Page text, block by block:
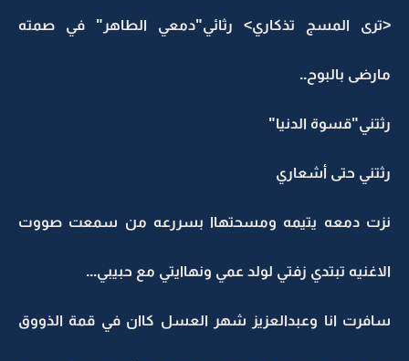
<ترى المسج تذكاري> رثائي"دمعي الطاهر" في صمته
مارضى بالبوح..
رثتني"قسوة الدنيا"
رثتني حتى أشعاري
نزت دمعه يتيمه ومسحتهاا بسررعه من سمعت صووت
الاغنيه تبتدي زفتي لولد عمي ونهاايتي مع حبيبي...
سافرت انا وعبدالعزيز شهر العسل كاان في قمة الذووق